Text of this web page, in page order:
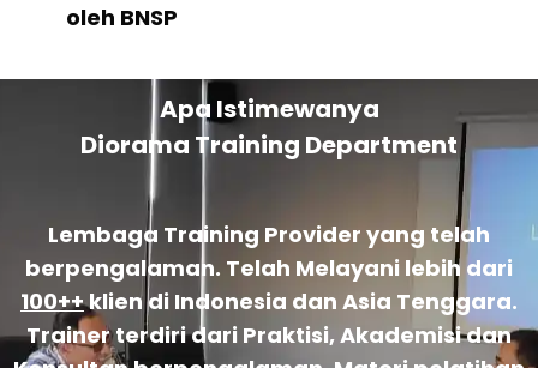
oleh BNSP
Apa Istimewanya
Diorama Training Department
Lembaga Training Provider yang telah
berpengalaman. Telah Melayani lebih dari
100++klien di Indonesia dan Asia Tenggara.
Trainer terdiri dari Praktisi, Akademisi dan